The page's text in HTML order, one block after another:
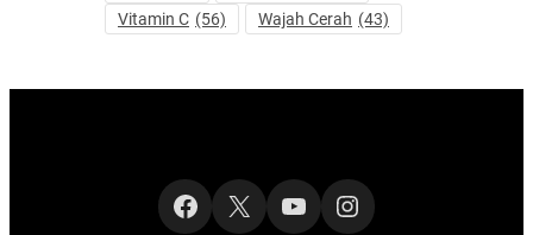
Vitamin C (56) Wajah Cerah (43)
Facebook
X YouTubeInstagram